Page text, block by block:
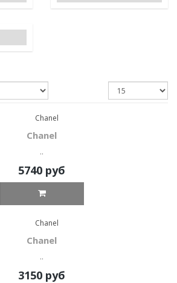
Chanel
..
5740 руб
Chanel
..
3150 руб